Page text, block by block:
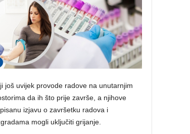
još uvijek provode radove na unutarnjim
da ih što prije završe, a njihove
izjavu o završetku radova i
mogli uključiti grijanje.